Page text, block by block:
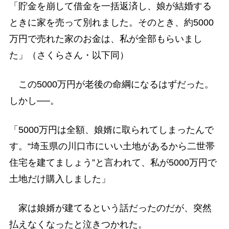
「貯金を崩して借金を一括返済し、娘が結婚する
ときに家を売って別れました。そのとき、約5000
万円で売れた家のお金は、私が全部もらいまし
た」（さくらさん・以下同）
この5000万円が老後の命綱になるはずだった。
しかし──。
「5000万円は全額、娘婿に取られてしまったんで
す。“埼玉県の川口市にいい土地があるから二世帯
住宅を建てましょう”と言われて、私が5000万円で
土地だけ購入しました」
家は娘婿が建てるという話だったのだが、突然
払えなくなったと泣きつかれた。